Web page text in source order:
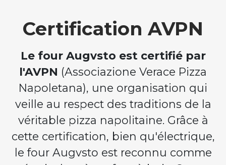
Certification AVPN
Le four Augvsto est certifié par
l'AVPN (Associazione Verace Pizza
Napoletana), une organisation qui
veille au respect des traditions de la
véritable pizza napolitaine. Grâce à
cette certification, bien qu'électrique,
le four Augvsto est reconnu comme